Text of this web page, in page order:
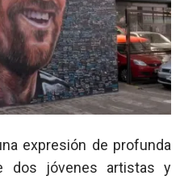
expresión de profunda
dos jóvenes artistas y